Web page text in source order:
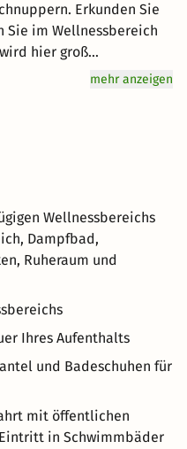
Erkunden Sie
im Wellnessbereich
hier groß
Halbpension-Angebot
bei Ihrem
kurz-mal-weg.de
im schönen
mehr anzeigen
Wellnessbereichs
Dampfbad,
Ruheraum und
Ihres Aufenthalts
und Badeschuhen für
mit öffentlichen
in Schwimmbäder